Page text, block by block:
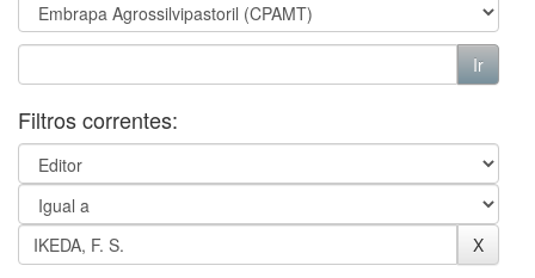
Filtros correntes: